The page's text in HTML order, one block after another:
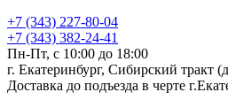
+7 (343) 227-80-04
+7 (343) 382-24-41
Пн-Пт, с 10:00 до 18:00
г. Екатеринбург, Сибирский тракт
Доставка до подъезда в черте